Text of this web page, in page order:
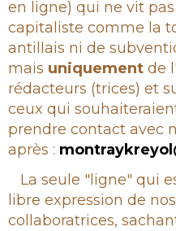
en ligne) qui ne vit
capitaliste comme la
antillais ni de
mais uniquement de
rédacteurs (trices) et
ceux qui
prendre contact avec
après :
La seule "ligne" qui
libre expression de
collaboratrices,